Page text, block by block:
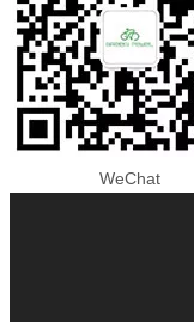
WeChat